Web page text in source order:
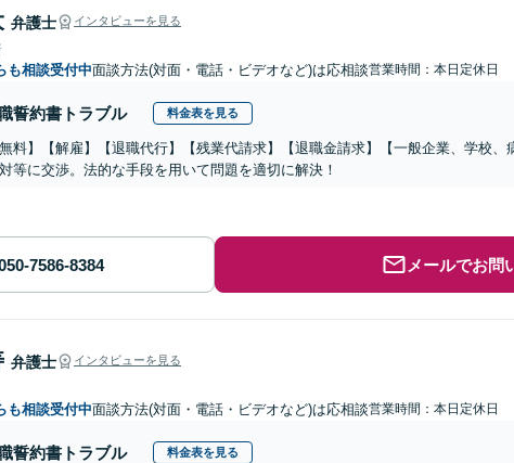
弁護士 インタビューを見る
も相談受付中面談方法(対面・電話・ビデオなど)は応相談営業時間：本日定休日
誓約書トラブル 料金表を見る
無料】【解雇】【退職代行】【残業代請求】【退職金請求】【一般企業、学校
等に交渉。法的な手段を用いて問題を適切に解決！
メールでお問
弁護士 インタビューを見る
も相談受付中面談方法(対面・電話・ビデオなど)は応相談営業時間：本日定休日
誓約書トラブル 料金表を見る